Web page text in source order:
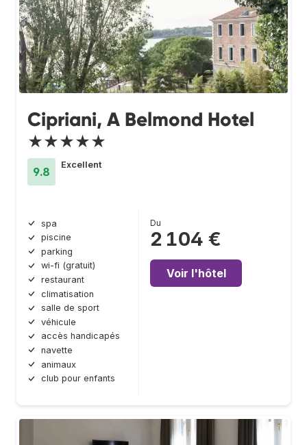
Cipriani, A Belmond Hotel
★★★★★
9.8
Excellent
spa
piscine
parking
wi-fi (gratuit)
restaurant
climatisation
salle de sport
véhicule
accès handicapés
navette
animaux
club pour enfants
Du
2 104 €
Voir l'hôtel